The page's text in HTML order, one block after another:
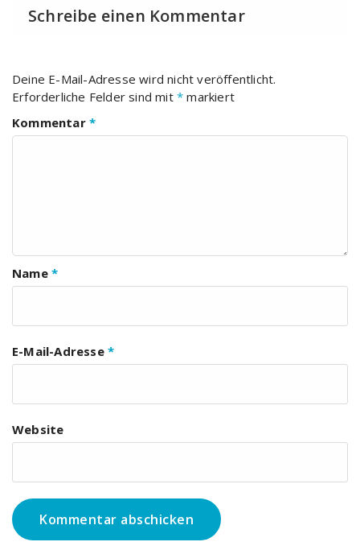
Schreibe einen Kommentar
Deine E-Mail-Adresse wird nicht veröffentlicht.
Erforderliche Felder sind mit * markiert
Kommentar *
Name *
E-Mail-Adresse *
Website